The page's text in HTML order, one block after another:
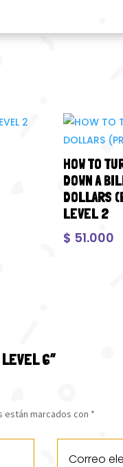
HOW TO
DOWN A
DOLLARS
LEVEL 2
$ 51.000
6”
están marcados con *